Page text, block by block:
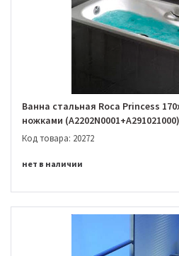
Ванна стальная Roca Princess
ножками (A2202N0001+A291021000)
Код товара: 20272
нет в наличии